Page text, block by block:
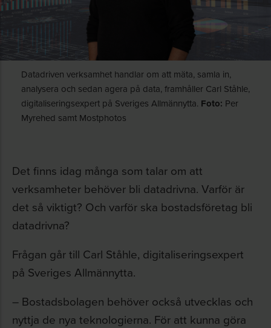
Datadriven verksamhet handlar om att mäta, samla in,
analysera och sedan agera på data, framhåller Carl Ståhle,
digitaliseringsexpert på Sveriges Allmännytta. Foto: Per
Myrehed samt Mostphotos
Det finns idag många som talar om att
verksamheter behöver bli datadrivna. Varför är
det så viktigt? Och varför ska bostadsföretag bli
datadrivna?
Frågan går till Carl Ståhle, digitaliseringsexpert
på Sveriges Allmännytta.
– Bostadsbolagen behöver också utvecklas och
nyttja de nya teknologierna. För att kunna göra